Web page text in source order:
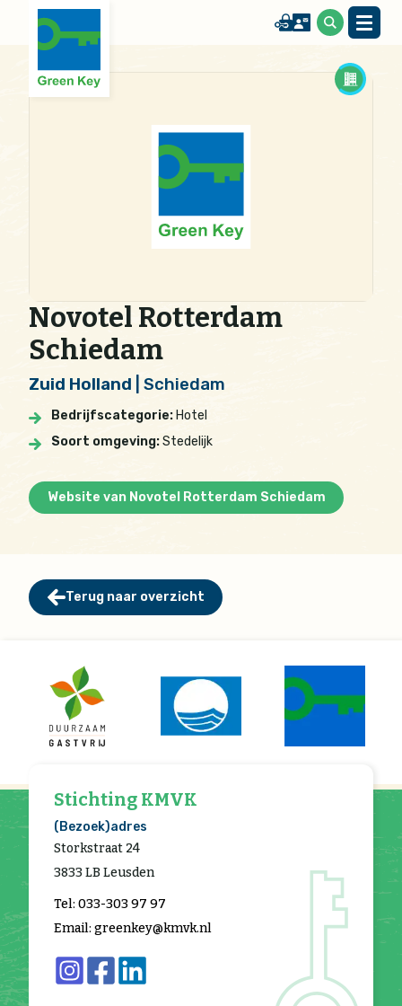
Novotel Rotterdam
Schiedam
Zuid Holland | Schiedam
Bedrijfscategorie: Hotel
Soort omgeving:Stedelijk
Website van Novotel Rotterdam Schiedam
Terug naar overzicht
Stichting KMVK
(Bezoek)adres
Storkstraat 24
3833 LB Leusden
Tel: 033-303 97 97
Email: greenkey@kmvk.nl